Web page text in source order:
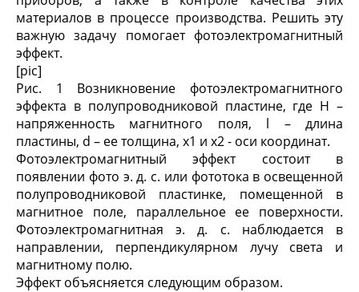
материалов в процессе производства. Решить эту
важную задачу помогает фотоэлектромагнитный
эффект.
[pic]
Рис. 1 Возникновение фотоэлектромагнитного
эффекта в полупроводниковой пластине, где Н –
напряженность магнитного поля, l – длина
пластины, d – ее толщина, x1 и x2 - оси координат.
Фотоэлектромагнитный эффект состоит в
появлении фото э. д. с. или фототока в освещенной
полупроводниковой пластинке, помещенной в
магнитное поле, параллельное ее поверхности.
Фотоэлектромагнитная э. д. с. наблюдается в
направлении, перпендикулярном лучу света и
магнитному полю.
Эффект объясняется следующим образом.